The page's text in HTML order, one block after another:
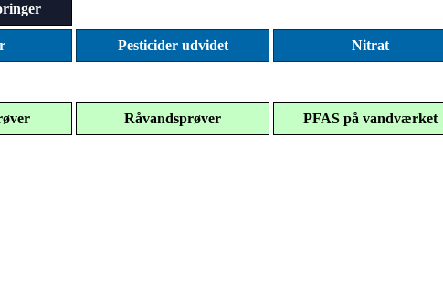
Pesticider udvidet Nitrat
Råvandsprøver PFAS på vandværket